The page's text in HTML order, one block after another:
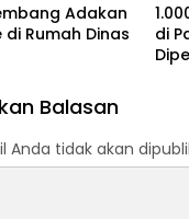
Adakan
di Rumah Dinas
di
Balasan
Anda tidak akan